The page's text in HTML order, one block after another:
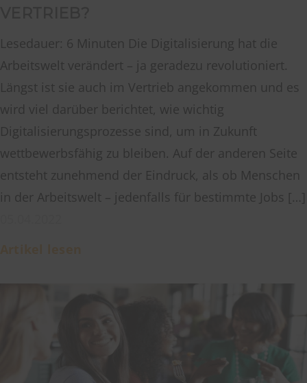
Lesedauer: 6 Minuten Die Digitalisierung hat die
Arbeitswelt verändert – ja geradezu revolutioniert.
Längst ist sie auch im Vertrieb angekommen und es
wird viel darüber berichtet, wie wichtig
Digitalisierungsprozesse sind, um in Zukunft
wettbewerbsfähig zu bleiben. Auf der anderen Seite
entsteht zunehmend der Eindruck, als ob Menschen
in der Arbeitswelt – jedenfalls für bestimmte Jobs […]